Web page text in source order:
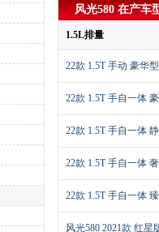
风光580 在产车
1.5L排量
22款 1.5T 手动 豪华型
22款 1.5T 手自一体
22款 1.5T 手自一体
22款 1.5T 手自一体
22款 1.5T 手自一体
风光580 2021款 红星